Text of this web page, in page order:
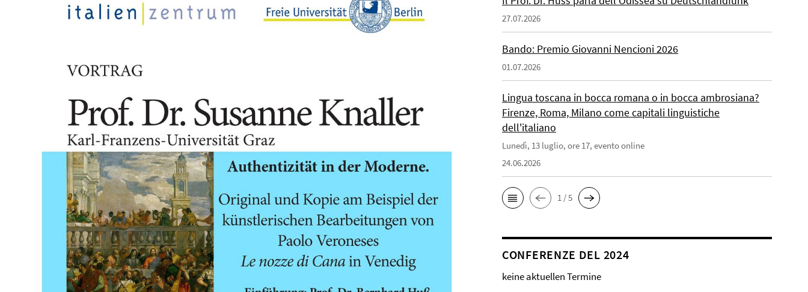
27.07.2026
Bando: Premio Giovanni Nencioni 2026
01.07.2026
Lingua toscana in bocca romana o in bocca ambrosiana?
Firenze, Roma, Milano come capitali linguistiche
dell'italiano
Lunedì, 13 luglio, ore 17, evento online
24.06.2026
1 / 5
CONFERENZE DEL 2024
keine aktuellen Termine